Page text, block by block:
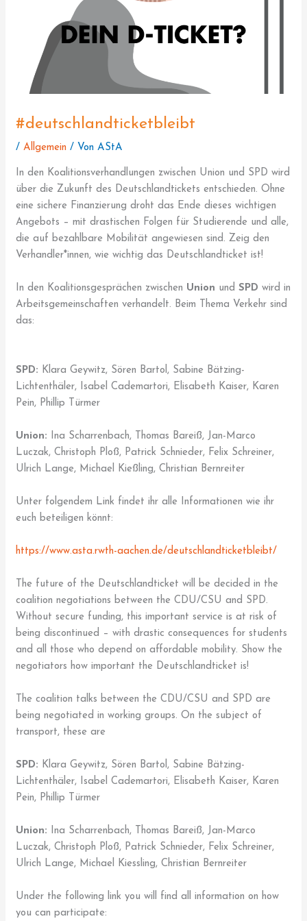
#deutschlandticketbleibt
/Allgemein / VonAStA
In den Koalitionsverhandlungen zwischen Union und SPD wird
über die Zukunft des Deutschlandtickets entschieden. Ohne
eine sichere Finanzierung droht das Ende dieses wichtigen
Angebots – mit drastischen Folgen für Studierende und alle,
die auf bezahlbare Mobilität angewiesen sind. Zeig den
Verhandler*innen, wie wichtig das Deutschlandticket ist!
In den Koalitionsgesprächen zwischen Union undSPD wird in
Arbeitsgemeinschaften verhandelt. Beim Thema Verkehr sind
das:
SPD: Klara Geywitz, Sören Bartol, Sabine Bätzing-
Lichtenthäler, Isabel Cademartori, Elisabeth Kaiser, Karen
Pein, Phillip Türmer
Union:
Ina Scharrenbach, Thomas Bareiß, Jan-Marco
Luczak, Christoph Ploß, Patrick Schnieder, Felix Schreiner,
Ulrich Lange, Michael Kießling, Christian Bernreiter
Unter folgendem Link findet ihr alle Informationen wie ihr
euch beteiligen könnt:
https://www.asta.rwth-aachen.de/deutschlandticketbleibt/
The future of the Deutschlandticket will be decided in the
coalition negotiations between the CDU/CSU and SPD.
Without secure funding, this important service is at risk of
being discontinued – with drastic consequences for students
and all those who depend on affordable mobility. Show the
negotiators how important the Deutschlandticket is!
The coalition talks between the CDU/CSU and SPD are
being negotiated in working groups. On the subject of
transport, these are
SPD: Klara Geywitz, Sören Bartol, Sabine Bätzing-
Lichtenthäler, Isabel Cademartori, Elisabeth Kaiser, Karen
Pein, Phillip Türmer
Union: Ina Scharrenbach, Thomas Bareiß, Jan-Marco
Luczak, Christoph Ploß, Patrick Schnieder, Felix Schreiner,
Ulrich Lange, Michael Kiessling, Christian Bernreiter
Under the following link you will find all information on how
you can participate: